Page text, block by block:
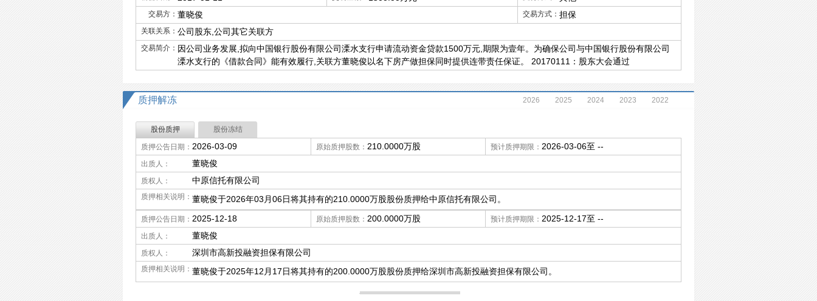
交易方： 董晓俊 交易方式： 担保
关联关系： 公司股东,公司其它关联方
交易简介： 因公司业务发展,拟向中国银行股份有限公司溧水支行申请流动资金贷款1500万元,期限为壹年。为确保公司与中国银行股份有限公司
溧水支行的《借款合同》能有效履行,关联方董晓俊以名下房产做担保同时提供连带责任保证。 20170111：股东大会通过
质押解冻 2026 2025 2024 2023 2022
股份质押 股份冻结
质押公告日期： 2026-03-09 原始质押股数： 210.0000万股 预计质押期限： 2026-03-06至 --
出质人： 董晓俊
质权人： 中原信托有限公司
质押相关说明： 董晓俊于2026年03月06日将其持有的210.0000万股股份质押给中原信托有限公司。
质押公告日期： 2025-12-18 原始质押股数： 200.0000万股 预计质押期限： 2025-12-17至 --
出质人： 董晓俊
质权人： 深圳市高新投融资担保有限公司
质押相关说明： 董晓俊于2025年12月17日将其持有的200.0000万股股份质押给深圳市高新投融资担保有限公司。